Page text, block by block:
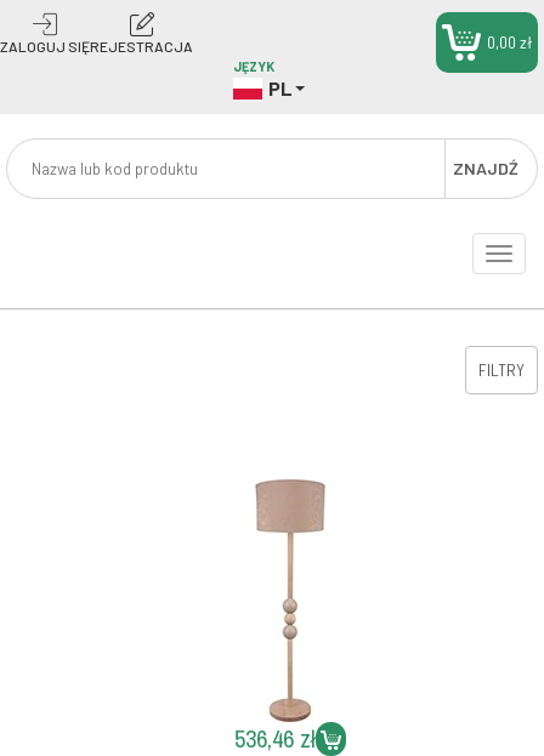
ZALOGUJ SIĘREJESTRACJA
JĘZYK
PL
ZNAJDŹ
0,00 zł
Toggle
FILTRY
536,46 zł